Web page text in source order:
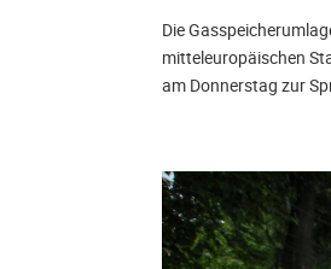
Die
mitteleuropäischen
am Donnerstag zur